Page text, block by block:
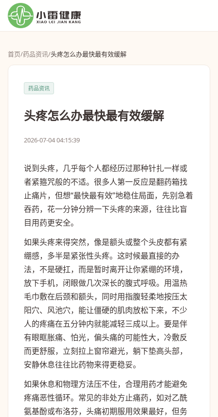
首页/药品资讯/头疼怎么办最快最有效缓解
药品资讯
头疼怎么办最快最有效缓解
2026-07-04 04:15:39
说到头疼，几乎每个人都经历过那种针扎一样或
者紧箍咒般的不适。很多人第一反应是翻药箱找
止痛片，但想“最快最有效”地稳住局面，先别急着
吞药，花一分钟分辨一下头疼的来源，往往比盲
目用药更安全。
如果头疼来得突然，像是额头或整个头皮都有紧
绷感，多半是紧张性头疼。这时候最直接的办
法，不是硬扛，而是暂时离开让你紧绷的环境，
放下手机，闭眼做几次深长的腹式呼吸。用温热
毛巾敷在后颈和额头，同时用指腹轻柔地按压太
阳穴、风池穴，能让僵硬的肌肉放松下来，不少
人的疼痛在五分钟内就能减轻三成以上。要是伴
有眼眶胀痛、怕光，偏头痛的可能性大，冷敷反
而更舒服，立刻拉上窗帘避光，躺下垫高头部，
安静休息往往比药物来得更稳妥。
如果休息和物理方法压不住，合理用药才能避免
疼痛恶性循环。常见的非处方止痛药，如对乙酰
氨基酚或布洛芬，头痛初期服用效果最好，但务